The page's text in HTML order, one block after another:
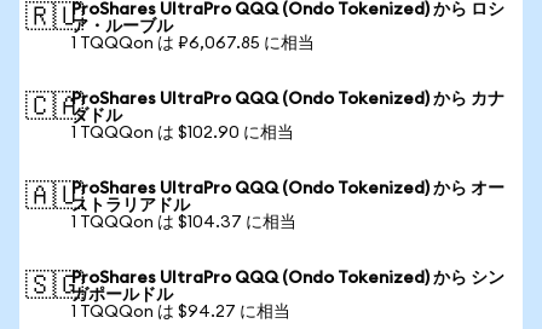
🇷🇺ProShares UltraPro QQQ (Ondo Tokenized) から ロシ
ア・ルーブル
1 TQQQon は ₽6,067.85 に相当
🇨🇦ProShares UltraPro QQQ (Ondo Tokenized) から カナ
ダドル
1 TQQQon は $102.90 に相当
🇦🇺ProShares UltraPro QQQ (Ondo Tokenized) から オー
ストラリアドル
1 TQQQon は $104.37 に相当
🇸🇬ProShares UltraPro QQQ (Ondo Tokenized) から シン
ガポールドル
1 TQQQon は $94.27 に相当